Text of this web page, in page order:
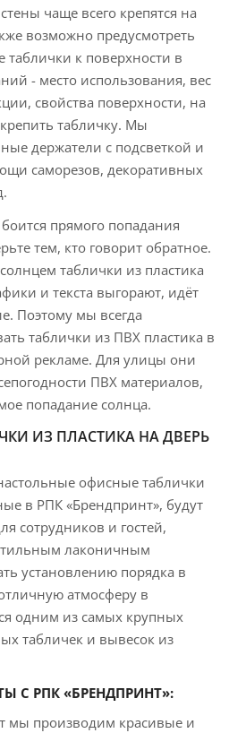
чаще всего крепятся на
возможно предусмотреть
таблички к поверхности в
- место использования, вес
свойства поверхности, на
табличку. Мы
держатели с подсветкой и
саморезов, декоративных
прямого попадания
тем, кто говорит обратное.
таблички из пластика
и текста выгорают, идёт
Поэтому мы всегда
таблички из ПВХ пластика в
рекламе. Для улицы они
ПВХ материалов,
попадание солнца.
ИЗ ПЛАСТИКА НА ДВЕРЬ
офисные таблички
в РПК «Брендпринт», будут
сотрудников и гостей,
лаконичным
установлению порядка в
атмосферу в
одним из самых крупных
табличек и вывесок из
С РПК «БРЕНДПРИНТ»:
мы производим красивые и